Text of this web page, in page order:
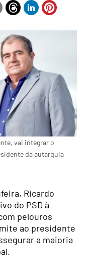
vai integrar o
da autarquia
Ricardo
do PSD à
pelouros
ao presidente
a maioria